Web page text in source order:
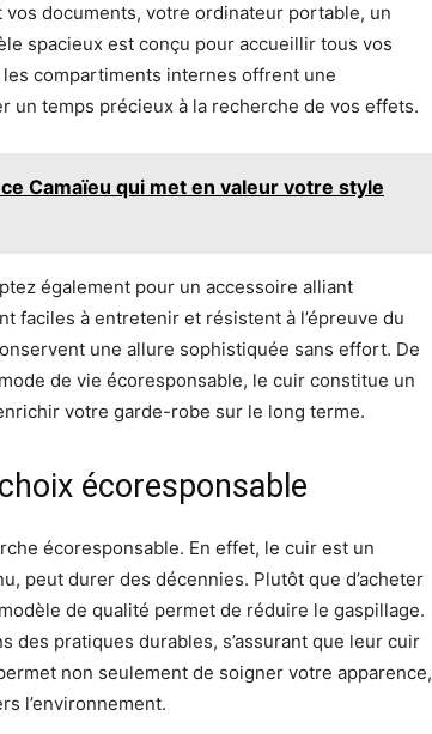
documents, votre ordinateur portable, un
spacieux est conçu pour accueillir tous vos
compartiments internes offrent une
un temps précieux à la recherche de vos effets.
Camaïeu qui met en valeur votre style
également pour un accessoire alliant
faciles à entretenir et résistent à l’épreuve du
une allure sophistiquée sans effort. De
de vie écoresponsable, le cuir constitue un
votre garde-robe sur le long terme.
écoresponsable
écoresponsable. En effet, le cuir est un
peut durer des décennies. Plutôt que d’acheter
de qualité permet de réduire le gaspillage.
des pratiques durables, s’assurant que leur cuir
non seulement de soigner votre apparence,
l’environnement.